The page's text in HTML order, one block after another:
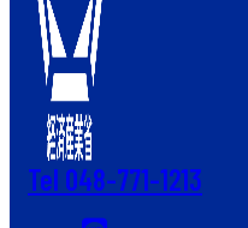
Tel 048-771-1213